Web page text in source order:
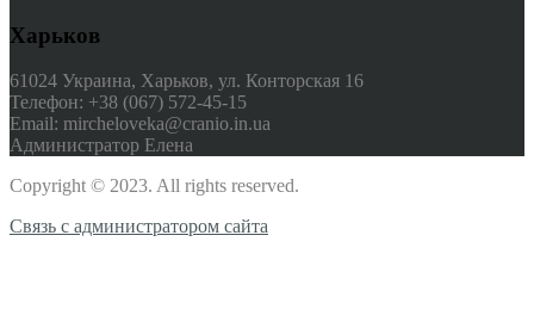
Харьков
61024 Украина, Харьков, ул. Конторская 16
Телефон: +38 (067) 572-45-15
Email: mircheloveka@cranio.in.ua
Администратор Елена
Copyright © 2023. All rights reserved.
Связь с администратором сайта